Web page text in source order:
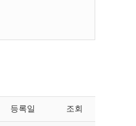
등록일 조회